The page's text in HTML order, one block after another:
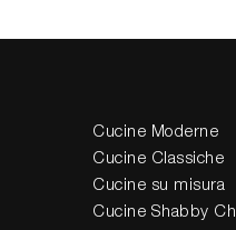
Cucine Moderne
Cucine Classiche
Cucine su misura
Cucine Shabby